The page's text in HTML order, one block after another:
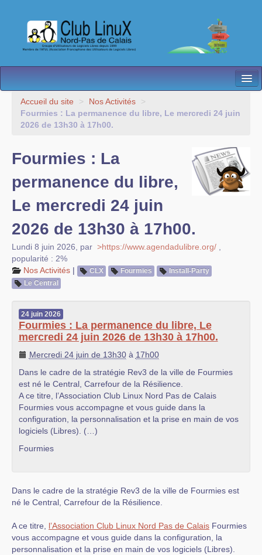
L’Association
Nos Activités
Les antennes
Accueil du site > Nos Activités
>
Fourmies : La permanence du libre, Le mercredi 24 juin
2026 de 13h30 à 17h00.
Fourmies : La
permanence du libre,
Le mercredi 24 juin
2026 de 13h30 à 17h00.
Lundi 8 juin 2026 par >https://www.agendadulibre.org/
popularité : 2%
Nos Activités | CLX Fourmies
Install-Party
Le Central
24 juin 2026
Fourmies : La permanence du libre, Le
mercredi 24 juin 2026 de 13h30 à 17h00.
Mercredi 24 juin de 13h30à 17h00
Dans le cadre de la stratégie Rev3 de la ville de Fourmies
est né le Central, Carrefour de la Résilience.
A ce titre, l’Association Club Linux Nord Pas de Calais
Fourmies vous accompagne et vous guide dans la
configuration, la personnalisation et la prise en main de vos
logiciels (Libres). (…)
Fourmies
Dans le cadre de la stratégie Rev3 de la ville de Fourmies est
né le Central, Carrefour de la Résilience.
A ce titre, l’Association Club Linux Nord Pas de Calais Fourmies
vous accompagne et vous guide dans la configuration, la
personnalisation et la prise en main de vos logiciels (Libres).